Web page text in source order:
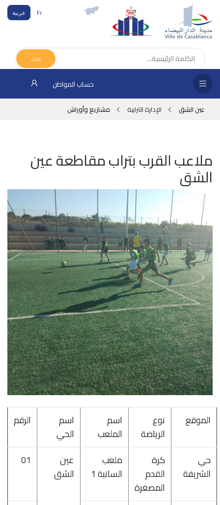
Fr عربية
بحث
حساب المواطن
عين الشق الإدارة الترابية مشاريع وأوراش
ملاعب القرب بتراب مقاطعة عين
الشق
الموقع
نوع
الرياضة
اسم
الملعب
اسم
الحي
الرقم
حي
الشريفة
كرة
القدم
المصغرة
ملعب
السانية 1
عين
الشق
01